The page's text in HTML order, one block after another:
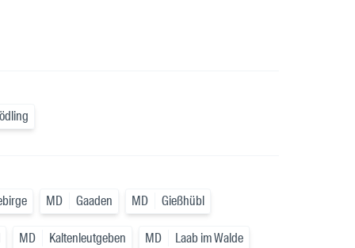
MD Gaaden MD Gießhübl
MD Kaltenleutgeben MD Laab im Walde